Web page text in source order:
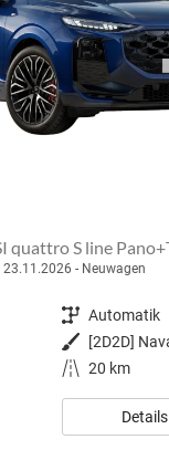
23.11.2026 Neuwagen
Getriebe Automatik
Außenfarbe
Kilometerstand 20 km
Details